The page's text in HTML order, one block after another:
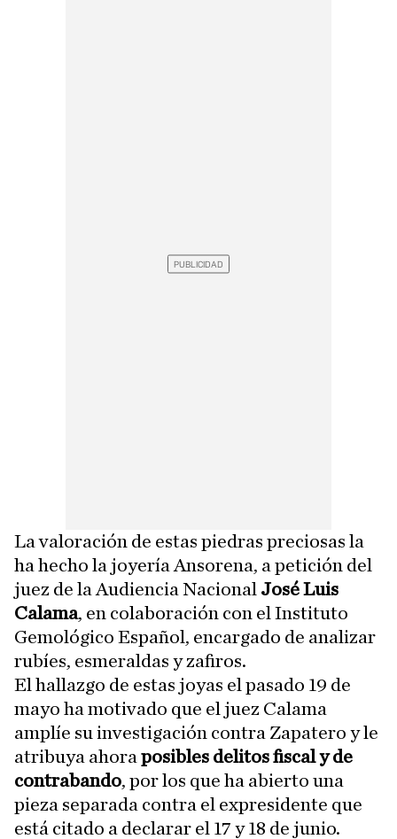
La valoración de estas piedras preciosas la
ha hecho la joyería Ansorena, a petición del
juez de la Audiencia Nacional José Luis
Calama, en colaboración con el Instituto
Gemológico Español, encargado de analizar
rubíes, esmeraldas y zafiros.
El hallazgo de estas joyas el pasado 19 de
mayo ha motivado que el juez Calama
amplíe su investigación contra Zapatero y le
atribuya ahora posibles delitos fiscal y de
contrabando, por los que ha abierto una
pieza separada contra el expresidente que
está citado a declarar el 17 y 18 de junio.